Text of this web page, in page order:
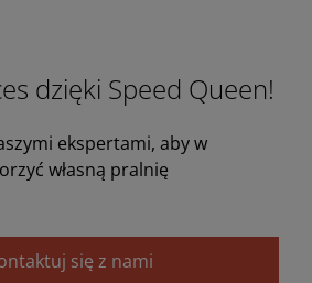
dzięki Speed Queen!
ekspertami, aby w
własną pralnię
się z nami